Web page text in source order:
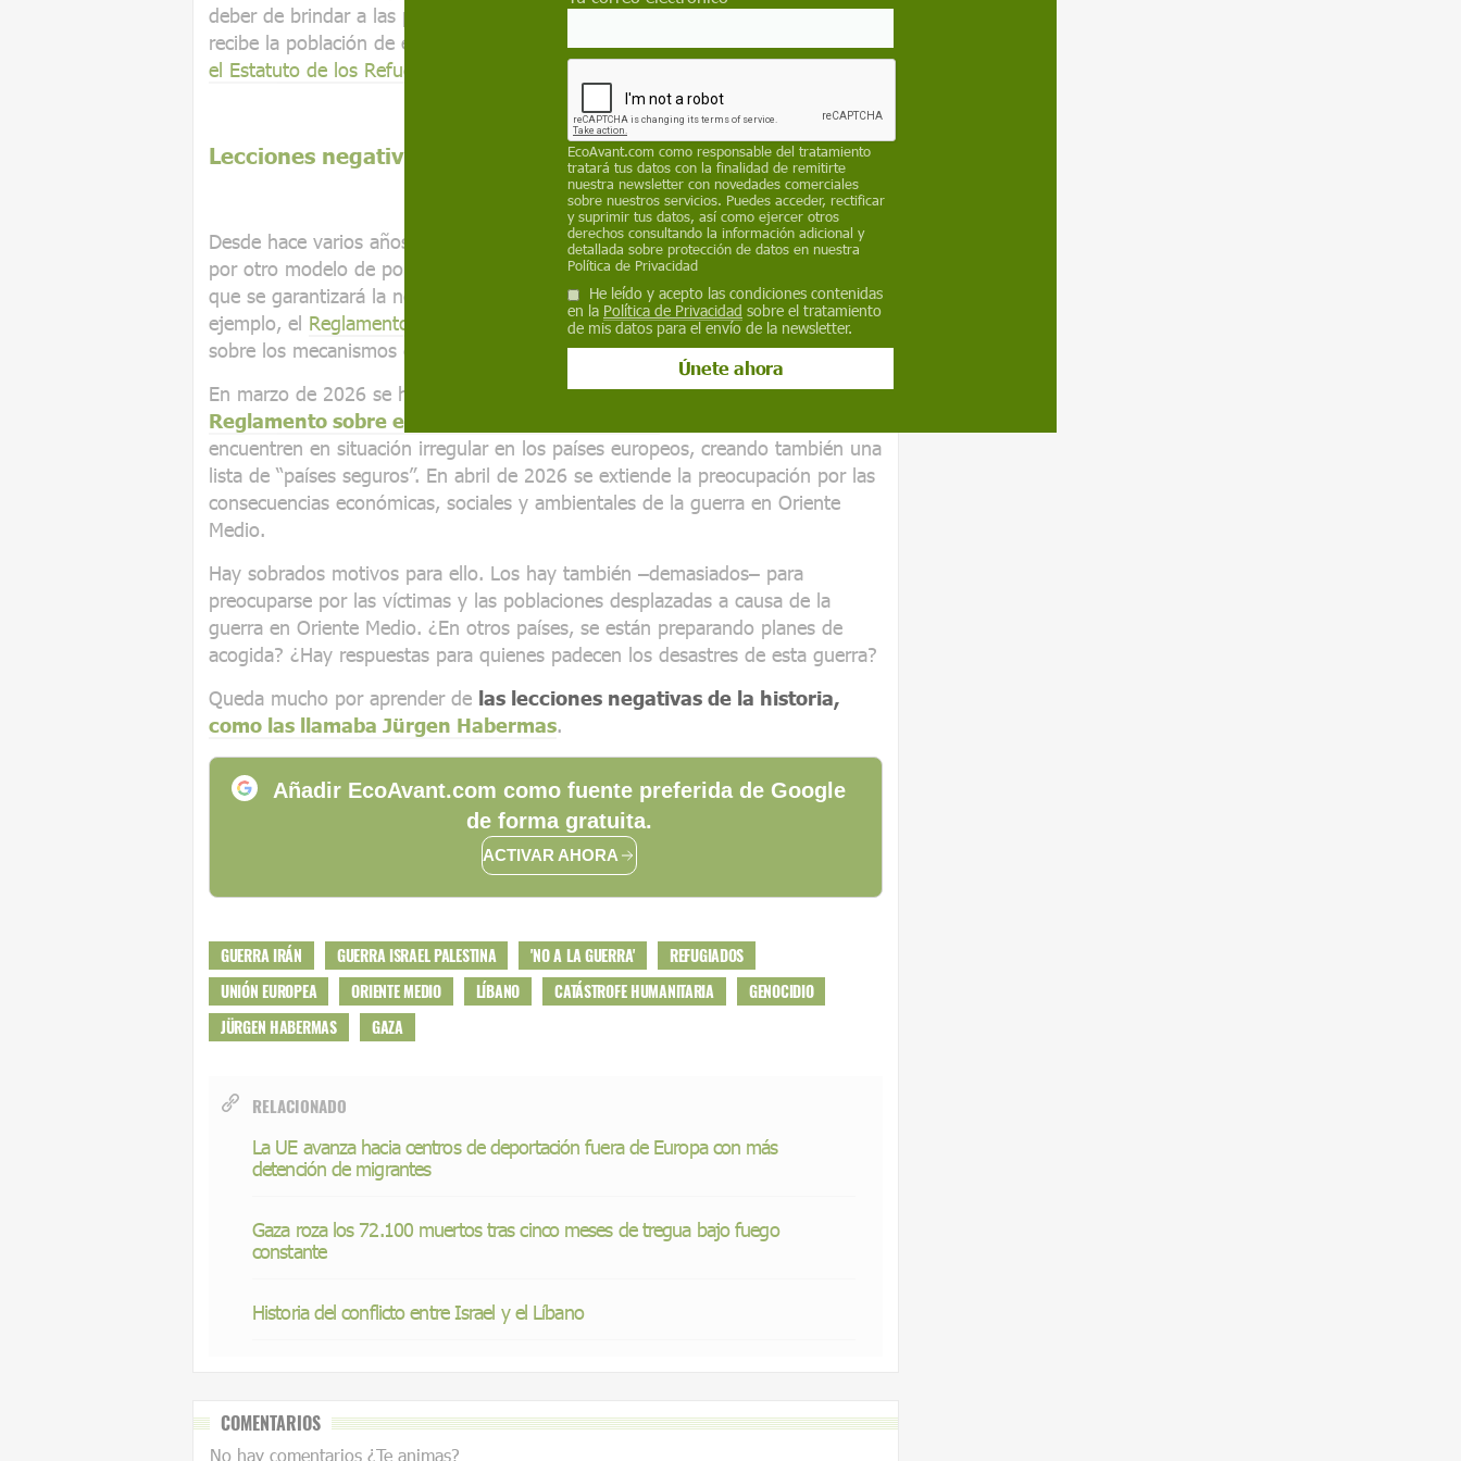
deber de brindar a las personas refugiadas la misma asistencia pública que
recibe la población de esos países,
según lo establecido la Convención sobre
el Estatuto de los Refugiados
Lecciones negativas de la historia
Desde hace varios años, las instituciones de la Unión Europea han apostado
por otro modelo de política de asilo, cada vez más restrictivo pese a mantener
que se garantizará la no devolución o no repatriación. Conviene analizar, por
ejemplo, el Reglamento de 2013
, aprobado por el Parlamento y el Consejo
sobre los mecanismos de protección internacional.
En marzo de 2026 se ha dado otro paso, conla aprobación del
Reglamento sobre el retorno a terceros países
encuentren en situación irregular en los países europeos, creando también una
lista de “países seguros”. En abril de 2026 se extiende la preocupación por las
consecuencias económicas, sociales y ambientales de la guerra en Oriente
Medio.
Hay sobrados motivos para ello. Los hay también –demasiados– para
preocuparse por las víctimas y las poblaciones desplazadas a causa de la
guerra en Oriente Medio. ¿En otros países, se están preparando planes de
acogida? ¿Hay respuestas para quienes padecen los desastres de esta guerra?
Queda mucho por aprender de las lecciones negativas de la historia,
como las llamaba Jürgen Habermas.
Añadir EcoAvant.com como fuente preferida de Google
de forma gratuita.
ACTIVAR AHORA
GUERRA IRÁN GUERRA ISRAEL PALESTINA 'NO A LA GUERRA'
REFUGIADOS
UNIÓN EUROPEA
ORIENTE MEDIO LÍBANO CATÁSTROFE HUMANITARIA
GENOCIDIO
JÜRGEN HABERMAS
GAZA
RELACIONADO
La UE avanza hacia centros de deportación fuera de Europa con más
detención de migrantes
Gaza roza los 72.100 muertos tras cinco meses de tregua bajo fuego
constante
Historia del conflicto entre Israel y el Líbano
COMENTARIOS
No hay comentarios ¿Te animas?
EcoAvant.com como responsable del tratamiento
tratará tus datos con la finalidad de remitirte
nuestra newsletter con novedades comerciales
sobre nuestros servicios. Puedes acceder, rectificar
y suprimir tus datos, así como ejercer otros
derechos consultando la información adicional y
detallada sobre protección de datos en nuestra
Política de Privacidad
He leído y acepto las condiciones contenidas
en la Política de Privacidad sobre el tratamiento
de mis datos para el envío de la newsletter.